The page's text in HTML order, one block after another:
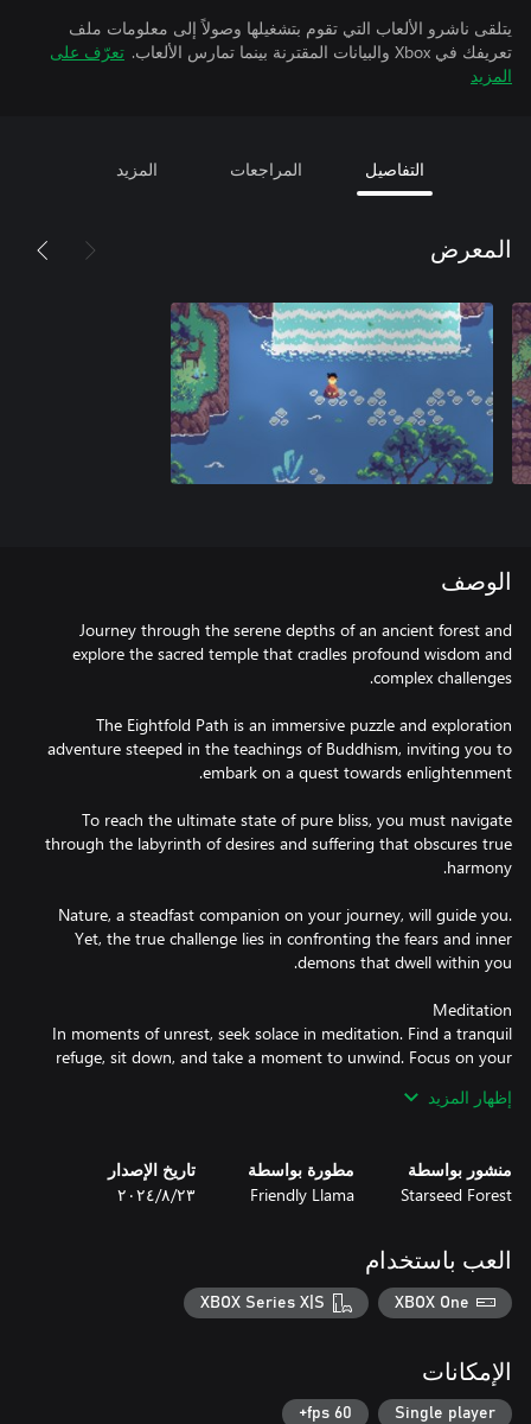
يتلقى ناشرو الألعاب التي تقوم بتشغيلها وصولاً إلى معلومات ملف
تعريفك في Xbox والبيانات المقترنة بينما تمارس الألعاب.
تعرّف على
المزيد
التفاصيل المراجعات المزيد
المعرض
الوصف
Journey through the serene depths of an ancient forest and
explore the sacred temple that cradles profound wisdom and
The Eightfold Path is an immersive puzzle and exploration
adventure steeped in the teachings of Buddhism, inviting you to
To reach the ultimate state of pure bliss, you must navigate
through the labyrinth of desires and suffering that obscures true
Nature, a steadfast companion on your journey, will guide you.
Yet, the true challenge lies in confronting the fears and inner
In moments of unrest, seek solace in meditation. Find a tranquil
refuge, sit down, and take a moment to unwind. Focus on your
conquer the trials, and unlock the path towards enlightenment?
إظهار المزيد
منشور بواسطة
Starseed Forest
مطورة بواسطة
Friendly Llama
تاريخ الإصدار
٢٣‏/٨‏/٢٠٢٤
العب باستخدام
XBOX One
XBOX Series X|S
الإمكانات
Single player
60 fps+